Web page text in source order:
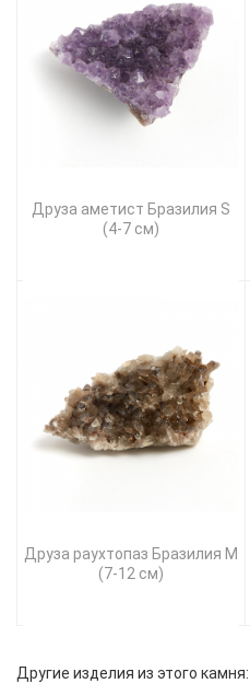
Друза аметист Бразилия S
(4-7 см)
Друза раухтопаз Бразилия M
(7-12 см)
Другие изделия из этого камня: